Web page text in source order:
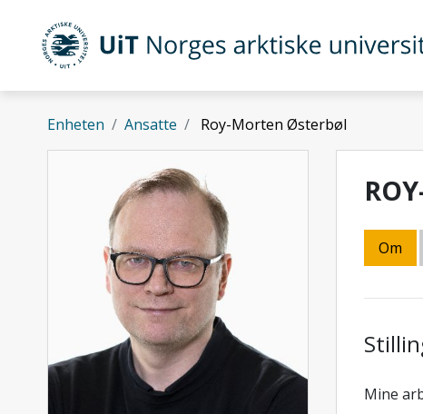
Gå til hovedinnhold
UiT Norges arktiske universitet
Enheten Ansatte Roy-Morten Østerbøl
Om
Mine